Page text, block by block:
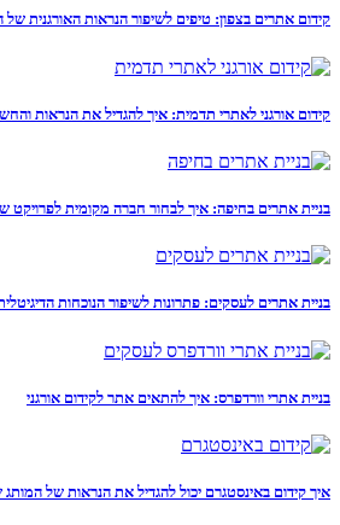
קידום אתרים בצפון: טיפים לשיפור הנראות האורגנית
קידום אורגני לאתרי תדמית: איך להגדיל את הנראות
בניית אתרים בחיפה: איך לבחור חברה מקומית לפרויקט
בניית אתרים לעסקים: פתרונות לשיפור הנוכחות
בניית אתרי וורדפרס: איך להתאים אתר לקידום אורגני
איך קידום באינסטגרם יכול להגדיל את הנראות של